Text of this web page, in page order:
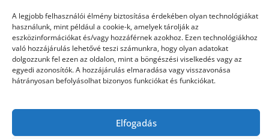
A legjobb felhasználói élmény biztosítása érdekében olyan technológiákat
használunk, mint például a cookie-k, amelyek tárolják az
eszközinformációkat és/vagy hozzáférnek azokhoz. Ezen technológiákhoz
való hozzájárulás lehetővé teszi számunkra, hogy olyan adatokat
dolgozzunk fel ezen az oldalon, mint a böngészési viselkedés vagy az
egyedi azonosítók. A hozzájárulás elmaradása vagy visszavonása
hátrányosan befolyásolhat bizonyos funkciókat és funkciókat.
Elfogadás
Diéta
Fitness
Spiritualitás
Munka